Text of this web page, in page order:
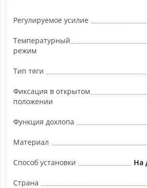
Регулируемое усилие
Температурный
режим
Тип тяги
Фиксация в открытом
положении
Функция дохлопа
Материал
Способ установки На
Страна